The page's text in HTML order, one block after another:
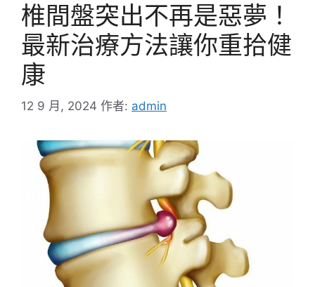
椎間盤突出不再是惡夢！
最新治療方法讓你重拾健
康
12 9 月, 2024 作者: admin